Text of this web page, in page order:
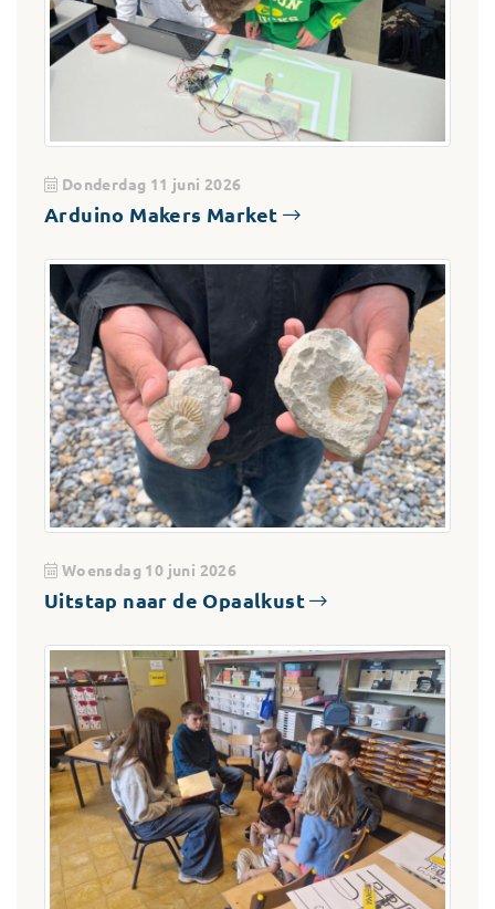
Donderdag 11 juni 2026
Arduino Makers Market
Woensdag 10 juni 2026
Uitstap naar de Opaalkust